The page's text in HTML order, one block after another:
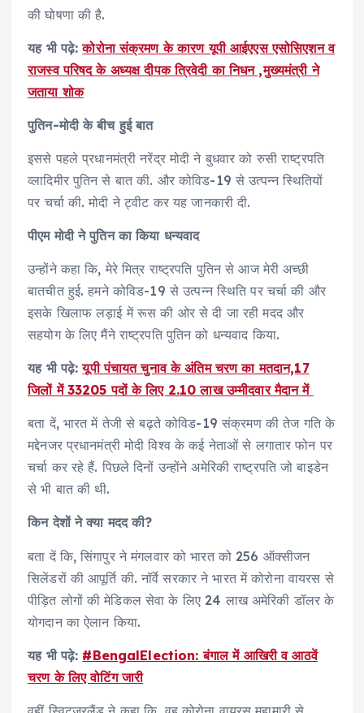
की घोषणा की है.
यह भी पढ़े:कोरोना संक्रमण के कारण यूपी आईएएस एसोसिएशन व
राजस्व परिषद के अध्यक्ष दीपक त्रिवेदी का निधन ,मुख्यमंत्री ने
जताया शोक
पुतिन-मोदी के बीच हुई बात
इससे पहले प्रधानमंत्री नरेंद्र मोदी ने बुधवार को रुसी राष्ट्रपति
व्लादिमीर पुतिन से बात की. और कोविड-19 से उत्पन्न स्थितियों
पर चर्चा की. मोदी ने ट्वीट कर यह जानकारी दी.
पीएम मोदी ने पुतिन का किया धन्यवाद
उन्होंने कहा कि, मेरे मित्र राष्ट्रपति पुतिन से आज मेरी अच्छी
बातचीत हुई. हमने कोविड-19 से उत्पन्न स्थिति पर चर्चा की और
इसके खिलाफ लड़ाई में रूस की ओर से दी जा रही मदद और
सहयोग के लिए मैंने राष्ट्रपति पुतिन को धन्यवाद किया.
यह भी पढ़े:यूपी पंचायत चुनाव के अंतिम चरण का मतदान,17
जिलों में 33205 पदों के लिए 2.10 लाख उम्मीदवार मैदान में
बता दें, भारत में तेजी से बढ़ते कोविड-19 संक्रमण की तेज गति के
मद्देनजर प्रधानमंत्री मोदी विश्व के कई नेताओं से लगातार फोन पर
चर्चा कर रहे हैं. पिछले दिनों उन्होंने अमेरिकी राष्ट्रपति जो बाइडेन
से भी बात की थी.
किन देशों ने क्या मदद की?
बता दें कि, सिंगापुर ने मंगलवार को भारत को 256 ऑक्सीजन
सिलेंडरों की आपूर्ति की. नॉर्वे सरकार ने भारत में कोरोना वायरस से
पीड़ित लोगों की मेडिकल सेवा के लिए 24 लाख अमेरिकी डॉलर के
योगदान का ऐलान किया.
यह भी पढ़े: #BengalElection: बंगाल में आखिरी व आठवें
चरण के लिए वोटिंग जारी